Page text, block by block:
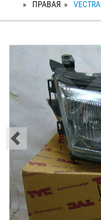
ПРАВАЯ